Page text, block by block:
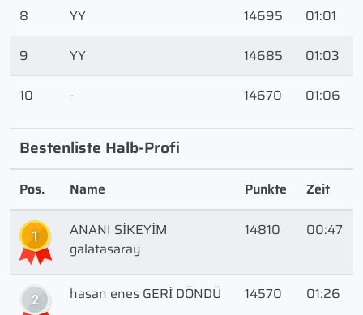
8
YY 14695
01:01
9
YY 14685
01:03
10
- 14670 01:06
Bestenliste Halb-Profi
Pos. Name Punkte Zeit
1
ANANI SİKEYİM
galatasaray
14810 00:47
2 hasan enes GERİ DÖNDÜ 14570 01:26